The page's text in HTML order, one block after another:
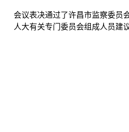
会议表决通过了许昌市监察委员
人大有关专门委员会组成人员建